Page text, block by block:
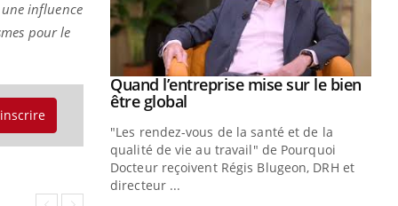
influence
pour le
sur le bien
et de la
Pourquoi
Youtube
Eczéma chronique des mains : au
quotidien (3/3)
Dans cette vidéo, le Dr Inès Zaraa,
dermatologue à Paris, vous explique
comment protéger vos mains au quotidien
et éviter les ...